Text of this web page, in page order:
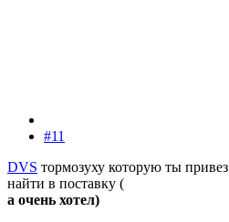
#11
DVS тормозуху которую ты привез
найти в поставку (
а очень хотел)